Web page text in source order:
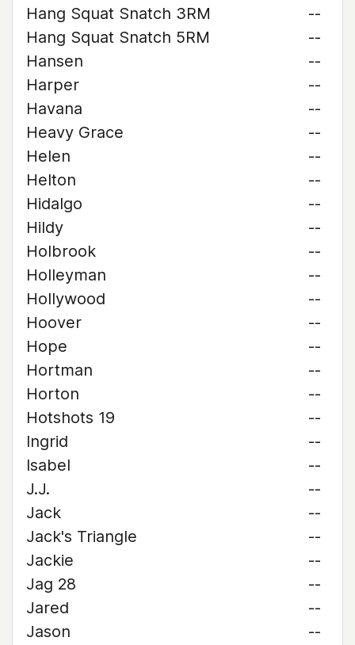
Hang Squat Snatch 3RM
--
Hang Squat Snatch 5RM
--
Hansen
--
Harper
--
Havana
--
Heavy Grace
--
Helen
--
Helton
--
Hidalgo
--
Hildy
--
Holbrook
--
Holleyman
--
Hollywood
--
Hoover
--
Hope
--
Hortman
--
Horton
--
Hotshots 19
--
Ingrid
--
Isabel
--
J.J.
--
Jack
--
Jack's Triangle
--
Jackie
--
Jag 28
--
Jared
--
Jason
--